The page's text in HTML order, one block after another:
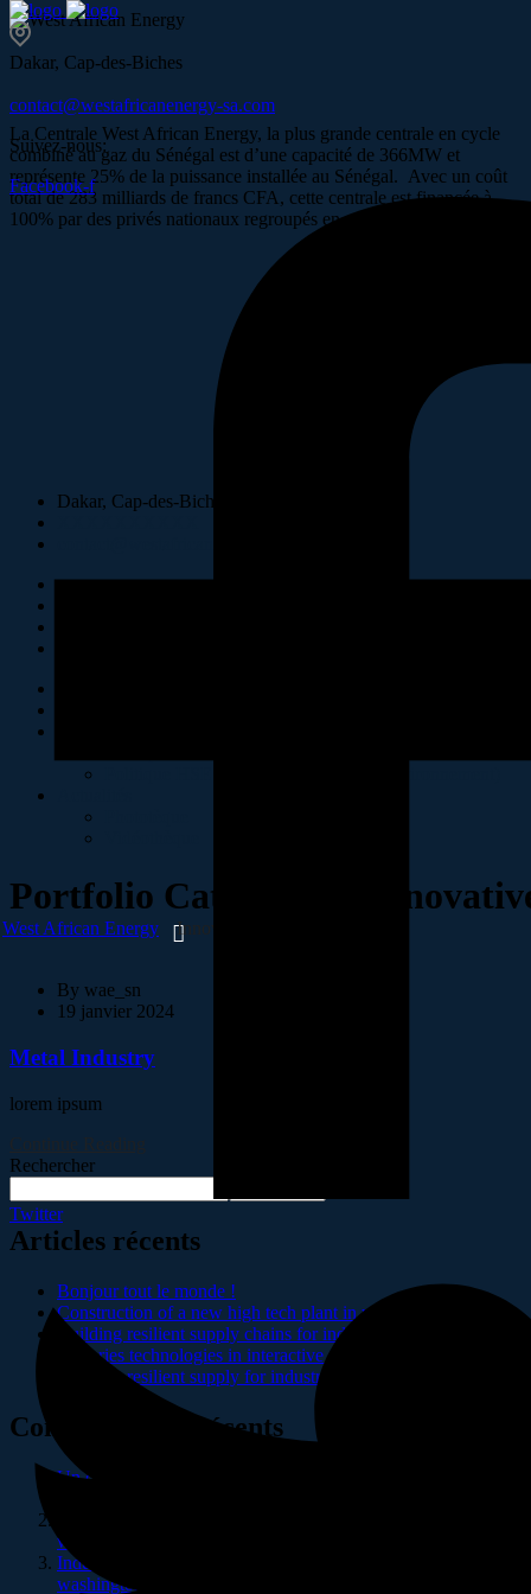
La Centrale West African Energy, la plus grande centrale en cycle
combiné au gaz du Sénégal est d’une capacité de 366MW et
représente 25% de la puissance installée au Sénégal. Avec un coût
total de 283 milliards de francs CFA, cette centrale est financée à
100% par des privés nationaux regroupés en un consortium.
Dakar, Cap-des-Biches
Dakar, Cap-des-Biches
contact@westafricanenergy-sa.com
Suivez-nous:
Facebook-f
Twitter
Portfolio Categories :
West African Energy Innovative
By wae_sn
19 janvier 2024
Metal Industry
lorem ipsum
Rechercher
Articles récents
Bonjour tout le monde !
Construction of a new high tech plant in washingtons
Building resilient supply chains for industries
Factories technologies in interactive and plants
Building resilient supply for industries and factorie
Commentaires récents
Un commentateur ou commentatrice WordPress
washingtons
Industrie
washingtons